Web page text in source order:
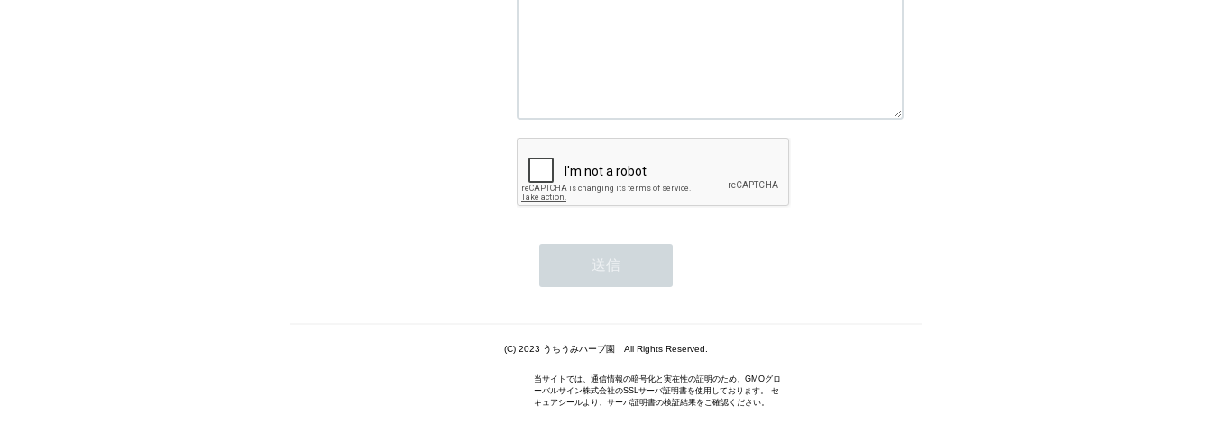
(C) 2023 うちうみハーブ園 All Rights Reserved.
当サイトでは、通信情報の暗号化と実在性の証明のため、GMOグロ
ーバルサイン株式会社のSSLサーバ証明書を使用しております。 セ
キュアシールより、サーバ証明書の検証結果をご確認ください。